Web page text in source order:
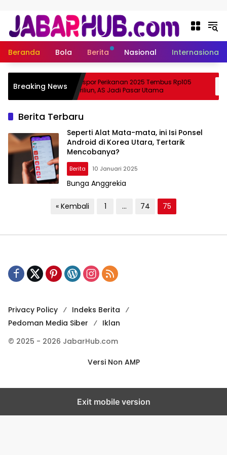
Beranda Bola Berita Nasional Internasional
Breaking News
Suzuki?
Ekspor Perikanan 2025 Tembus Rp105
Triliun, AS Jadi Pasar Utama
Berita Terbaru
Seperti Alat Mata-mata, ini Isi Ponsel
Android di Korea Utara, Tertarik
Mencobanya?
Berita 10 Januari 2025
Bunga Anggrekia
g
n
a
i
p
o
« Kembali 1 … 74 75
Privacy Policy
Indeks Berita
Pedoman Media Siber
Iklan
© 2025 - 2026 JabarHub.com
Versi Non AMP
Exit mobile version